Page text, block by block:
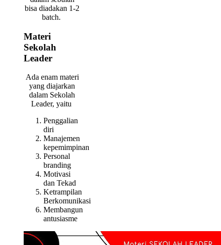
bisa diadakan 1-2
batch.
Materi
Sekolah
Leader
Ada enam materi
yang diajarkan
dalam Sekolah
Leader, yaitu
Penggalian
diri
Manajemen
kepemimpinan
Personal
branding
Motivasi
dan Tekad
Ketrampilan
Berkomunikasi
Membangun
antusiasme